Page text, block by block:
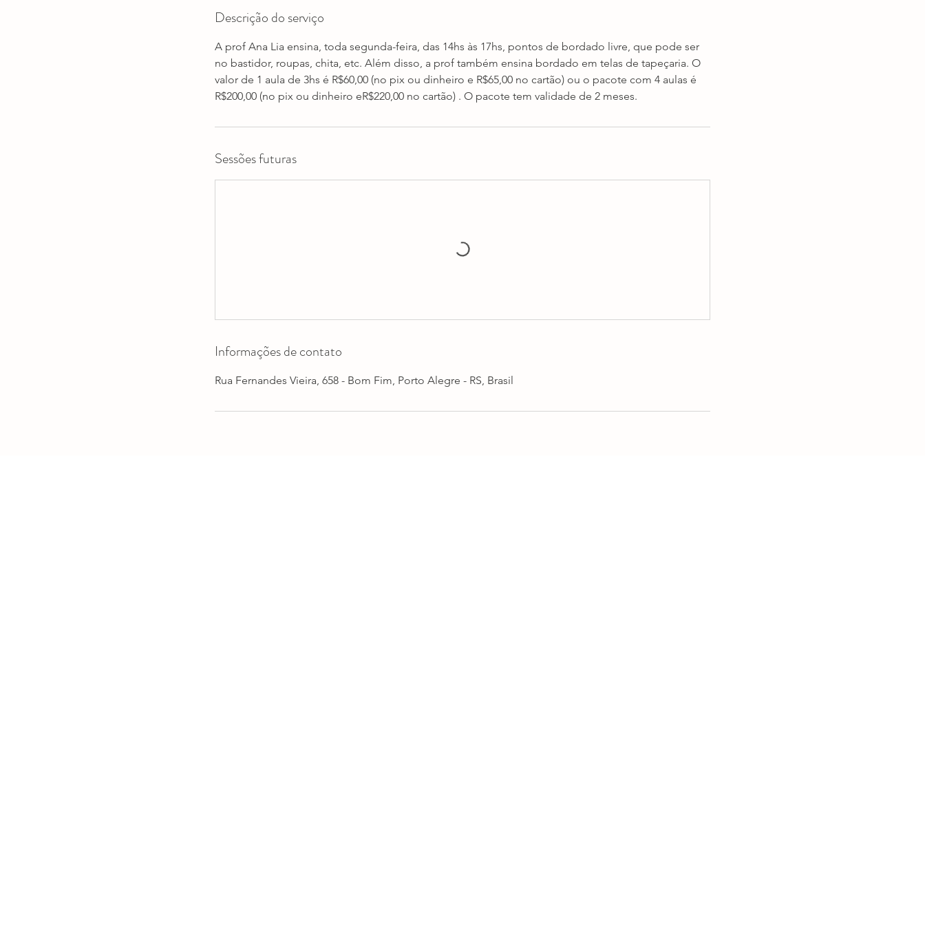
Descrição do serviço
A prof Ana Lia ensina, toda segunda-feira, das 14hs às 17hs, pontos de bordado livre, que pode ser
no bastidor, roupas, chita, etc. Além disso, a prof também ensina bordado em telas de tapeçaria. O
valor de 1 aula de 3hs é R$60,00 (no pix ou dinheiro e R$65,00 no cartão) ou o pacote com 4 aulas é
R$200,00 (no pix ou dinheiro eR$220,00 no cartão) . O pacote tem validade de 2 meses.
Sessões futuras
Informações de contato
Rua Fernandes Vieira, 658 - Bom Fim, Porto Alegre - RS, Brasil